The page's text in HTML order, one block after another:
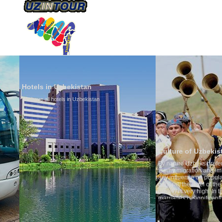
Hotels in Uzbekistan
We have all hotels in Uzbekistan
Culture of Uzbekistan
By nature Uzbeks prefer a
is why migration and
any influence on population
general, the level of the
growth is very high. In the
marriages is significantly high
percentage of divorce cases
in the world. According to
family is regarded as